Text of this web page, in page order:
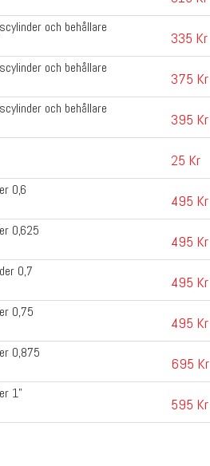
och behållare
335 Kr
och behållare
375 Kr
och behållare
395 Kr
25 Kr
0,6
495 Kr
0,625
495 Kr
0,7
495 Kr
0,75
495 Kr
0,875
695 Kr
1"
595 Kr